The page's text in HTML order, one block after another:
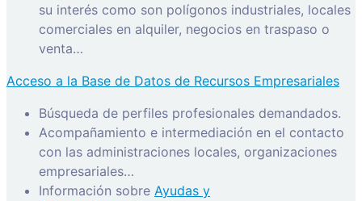
su interés como son polígonos industriales, locales
comerciales en alquiler, negocios en traspaso o
venta…
Acceso a la Base de Datos de Recursos Empresariales
Búsqueda de perfiles profesionales demandados.
Acompañamiento e intermediación en el contacto
con las administraciones locales, organizaciones
empresariales…
Información sobre Ayudas y